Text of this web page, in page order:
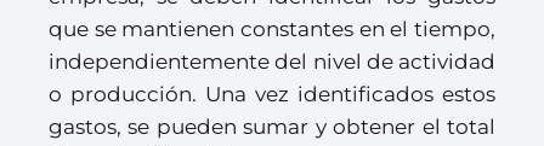
que se mantienen constantes en el tiempo,
independientemente del nivel de actividad
o producción. Una vez identificados estos
gastos, se pueden sumar y obtener el total